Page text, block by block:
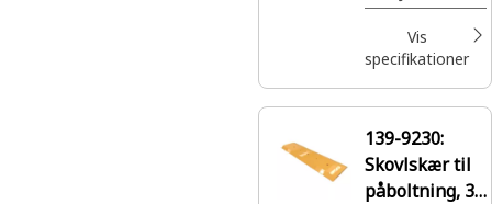
Vis
specifikationer
139-9230:
Skovlskær til
påboltning, 30